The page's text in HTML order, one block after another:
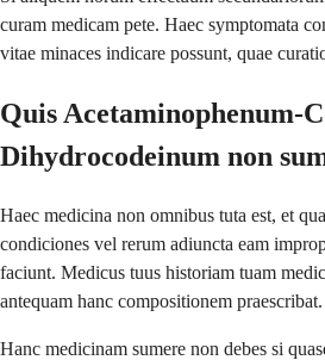
curam medicam pete. Haec symptomata
vitae minaces indicare possunt, quae
Quis Acetaminophenum-
Dihydrocodeinum non
Haec medicina non omnibus tuta est, et
condiciones vel rerum adiuncta eam
faciunt. Medicus tuus historiam tuam
antequam hanc compositionem praescribat.
Hanc medicinam sumere non debes si